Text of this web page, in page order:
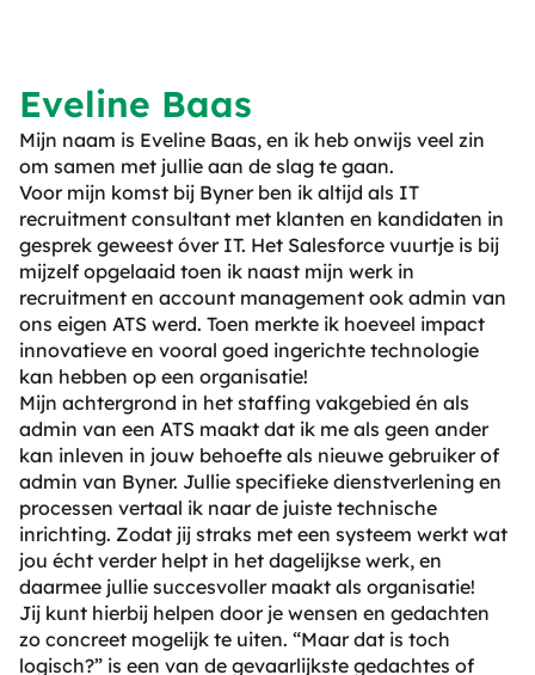
Eveline Baas
Mijn naam is Eveline Baas, en ik heb onwijs veel zin
om samen met jullie aan de slag te gaan.
Voor mijn komst bij Byner ben ik altijd als IT
recruitment consultant met klanten en kandidaten in
gesprek geweest óver IT. Het Salesforce vuurtje is bij
mijzelf opgelaaid toen ik naast mijn werk in
recruitment en account management ook admin van
ons eigen ATS werd. Toen merkte ik hoeveel impact
innovatieve en vooral goed ingerichte technologie
kan hebben op een organisatie!
Mijn achtergrond in het staffing vakgebied én als
admin van een ATS maakt dat ik me als geen ander
kan inleven in jouw behoefte als nieuwe gebruiker of
admin van Byner. Jullie specifieke dienstverlening en
processen vertaal ik naar de juiste technische
inrichting. Zodat jij straks met een systeem werkt wat
jou écht verder helpt in het dagelijkse werk, en
daarmee jullie succesvoller maakt als organisatie!
Jij kunt hierbij helpen door je wensen en gedachten
zo concreet mogelijk te uiten. “Maar dat is toch
logisch?” is een van de gevaarlijkste gedachtes of